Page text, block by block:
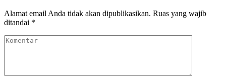
Alamat email Anda tidak akan dipublikasikan. Ruas yang wajib
ditandai *